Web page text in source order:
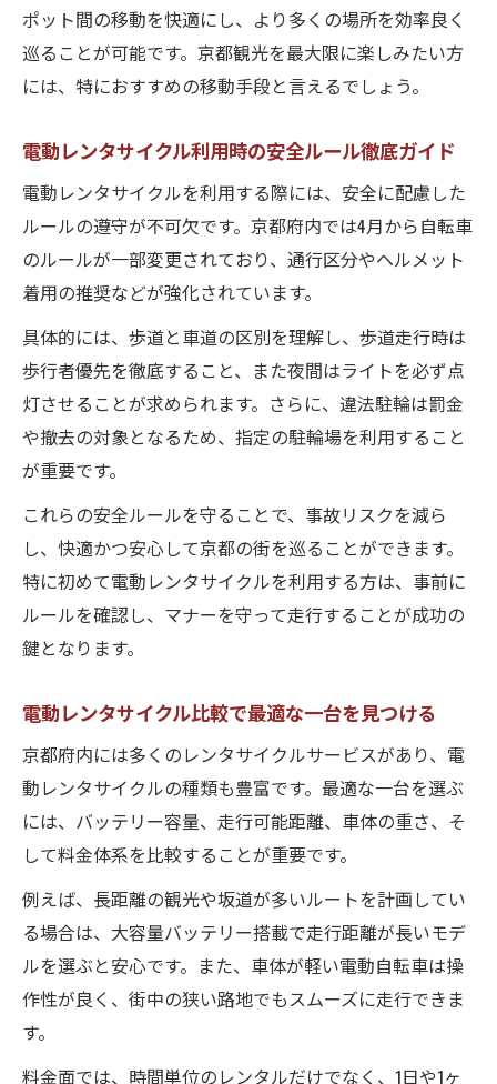
ポット間の移動を快適にし、より多くの場所を効率良く
巡ることが可能です。京都観光を最大限に楽しみたい方
には、特におすすめの移動手段と言えるでしょう。
電動レンタサイクル利用時の安全ルール徹底ガイド
電動レンタサイクルを利用する際には、安全に配慮した
ルールの遵守が不可欠です。京都府内では4月から自転車
のルールが一部変更されており、通行区分やヘルメット
着用の推奨などが強化されています。
具体的には、歩道と車道の区別を理解し、歩道走行時は
歩行者優先を徹底すること、また夜間はライトを必ず点
灯させることが求められます。さらに、違法駐輪は罰金
や撤去の対象となるため、指定の駐輪場を利用すること
が重要です。
これらの安全ルールを守ることで、事故リスクを減ら
し、快適かつ安心して京都の街を巡ることができます。
特に初めて電動レンタサイクルを利用する方は、事前に
ルールを確認し、マナーを守って走行することが成功の
鍵となります。
電動レンタサイクル比較で最適な一台を見つける
京都府内には多くのレンタサイクルサービスがあり、電
動レンタサイクルの種類も豊富です。最適な一台を選ぶ
には、バッテリー容量、走行可能距離、車体の重さ、そ
して料金体系を比較することが重要です。
例えば、長距離の観光や坂道が多いルートを計画してい
る場合は、大容量バッテリー搭載で走行距離が長いモデ
ルを選ぶと安心です。また、車体が軽い電動自転車は操
作性が良く、街中の狭い路地でもスムーズに走行できま
す。
料金面では、時間単位のレンタルだけでなく、1日や1ヶ